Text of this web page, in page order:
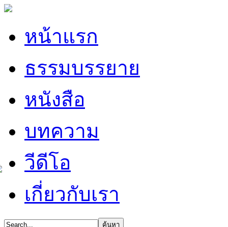
หน้าแรก
ธรรมบรรยาย
หนังสือ
บทความ
วีดีโอ
เกี่ยวกับเรา